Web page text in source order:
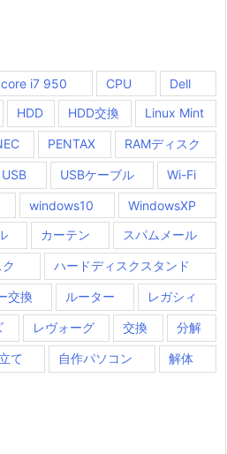
core i7 950 CPU
Dell
HDD HDD交換 Linux Mint
PENTAX RAMディスク
USB USBケーブル Wi-Fi
windows10
WindowsXP
カーテン スパムメール
ハードディスクスタンド
交換 ルーター レガシィ
レヴォーグ 交換 分解
て 自作パソコン 解体